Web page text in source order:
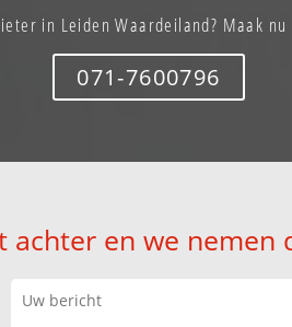
in Leiden Waardeiland? Maak
071-7600796
achter en we